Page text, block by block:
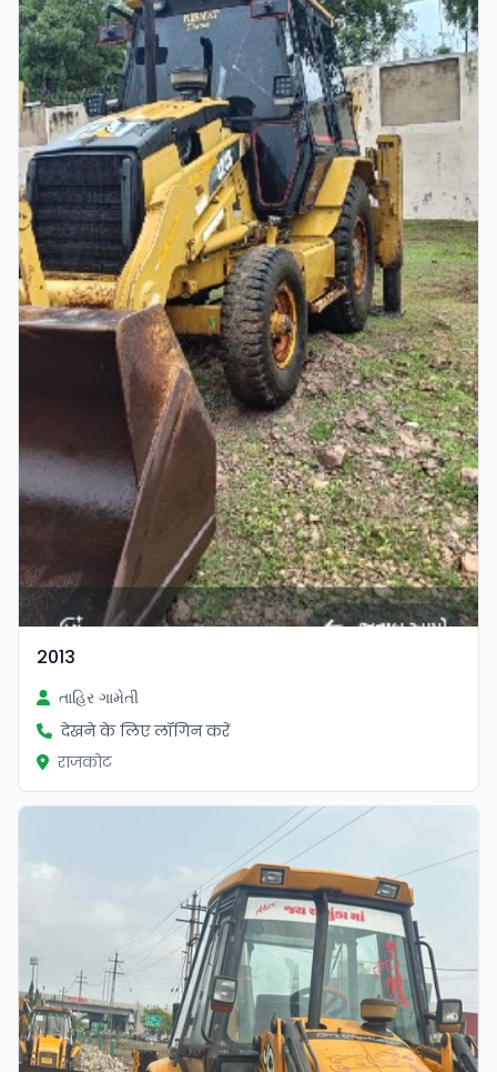
2013
તાહિર ગામેતી
देखने के लिए लॉगिन करें
राजकोट